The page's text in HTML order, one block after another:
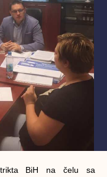
BiH na čelu sa